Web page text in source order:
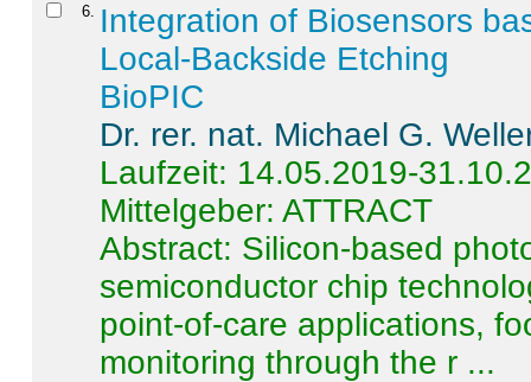
6
Integration of Biosensors
Local-Backside Etching
BioPIC
Dr. rer. nat. Michael G.
Laufzeit: 14.05.2019-
Mittelgeber: ATTRACT
Abstract: Silicon-based
semiconductor chip
point-of-care applications,
monitoring through the r ...